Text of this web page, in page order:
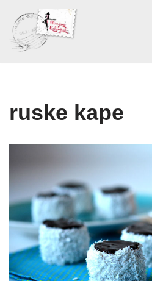
Skoči
na
ruske kape